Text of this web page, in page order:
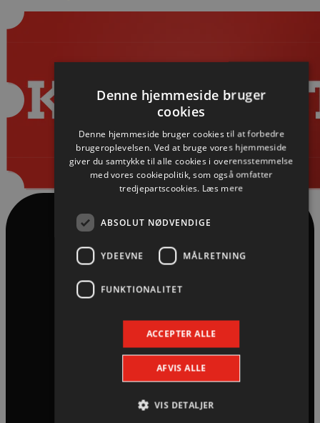
Denne hjemmeside bruger
cookies
Denne hjemmeside bruger cookies til at forbedre
brugeroplevelsen. Ved at bruge vores hjemmeside
giver du samtykke til alle cookies i overensstemmelse
med vores cookiepolitik, som også omfatter
tredjepartscookies. Læs mere
ABSOLUT NØDVENDIGE
YDEEVNE MÅLRETNING
FUNKTIONALITET
ACCEPTER ALLE
AFVIS ALLE
VIS DETALJER